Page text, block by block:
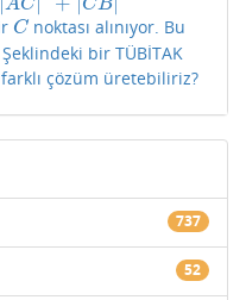
AC CB
C
C noktası alınıyor. Bu
Şeklindeki bir TÜBİTAK
çözüm üretebiliriz?
737
52